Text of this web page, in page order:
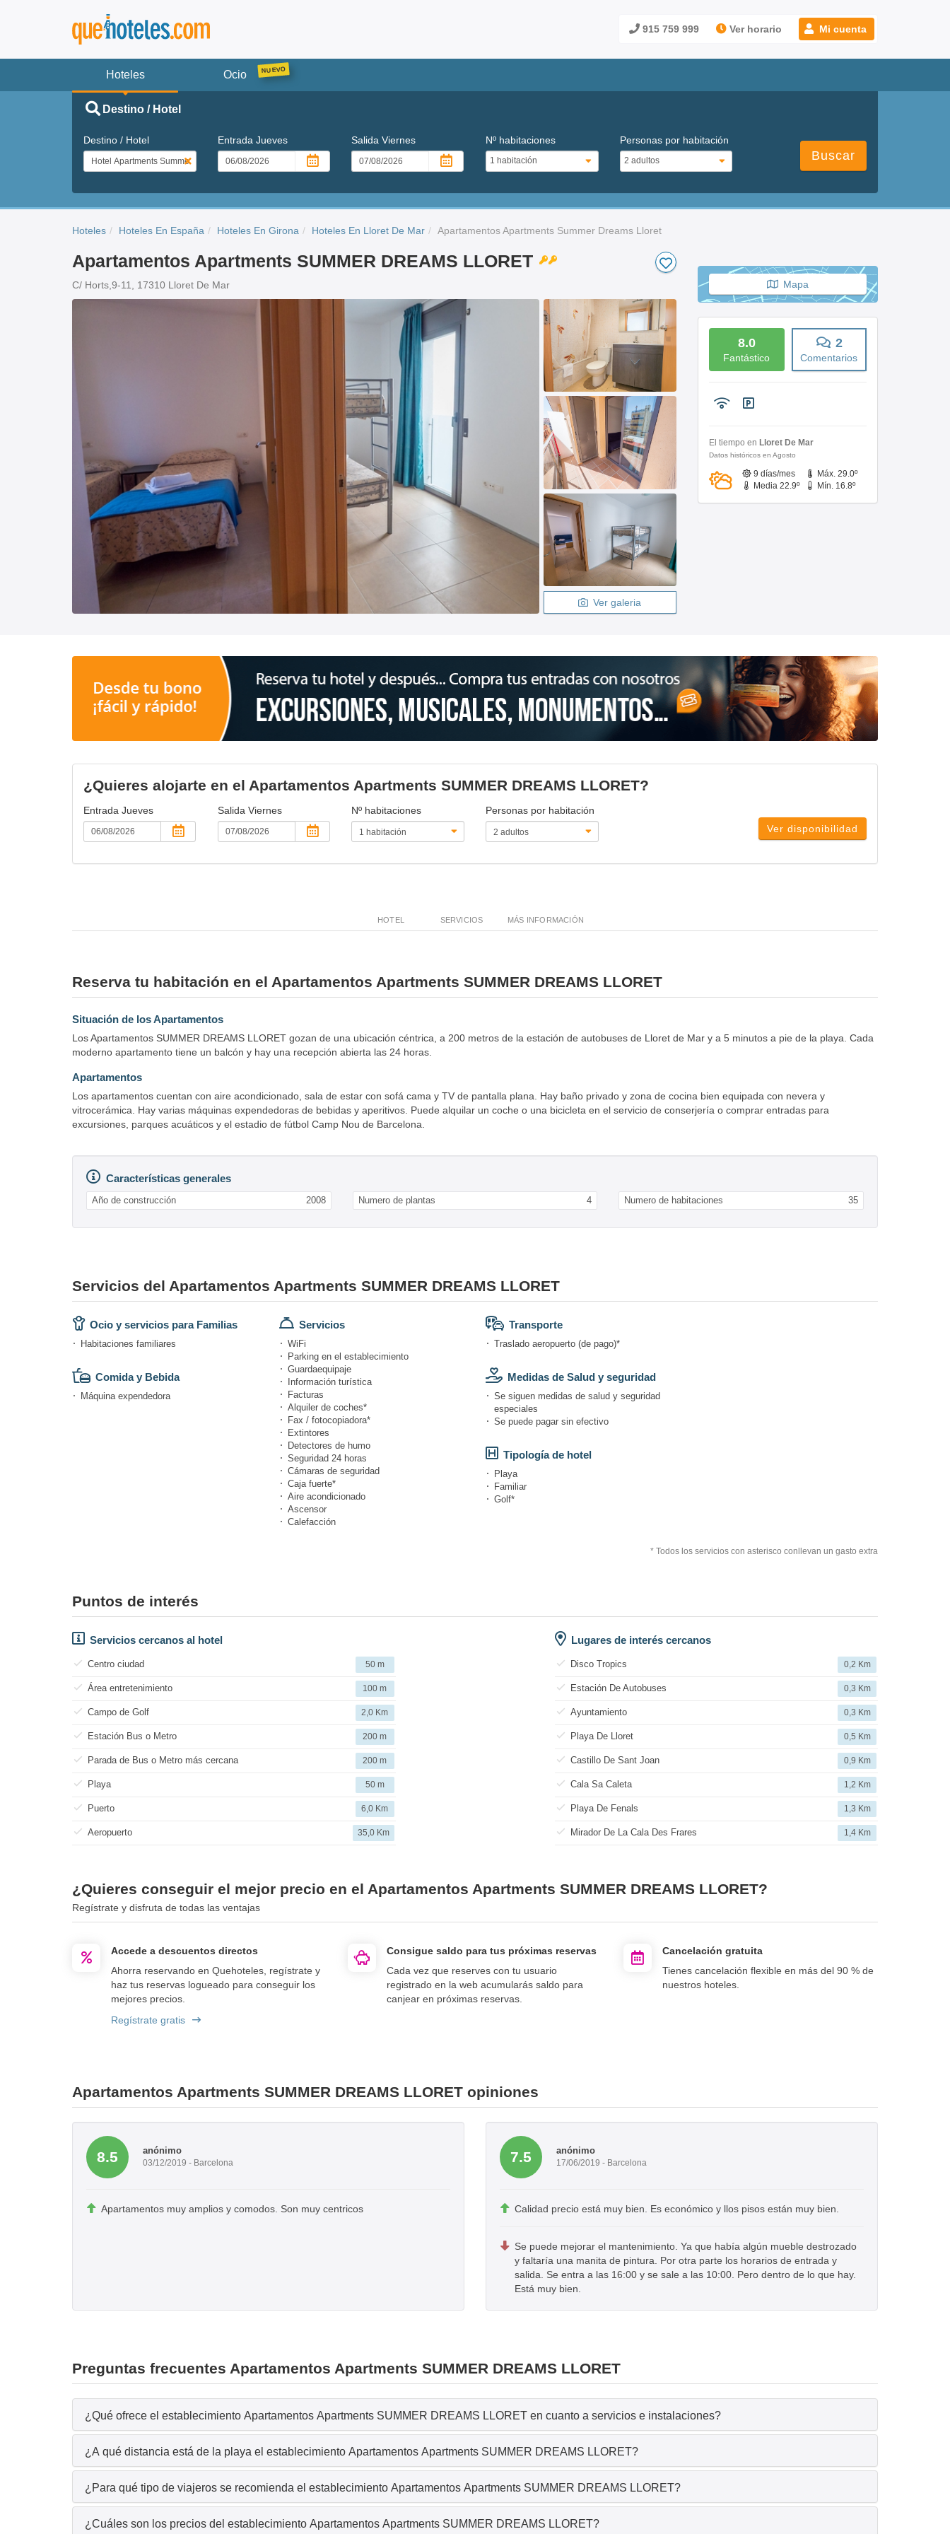
915 759 999 Ver horario Mi cuenta
Hoteles Ocio
Destino / Hotel
Destino / Hotel Entrada Jueves SalidaViernes Nº habitaciones Personas por habitación
Buscar
Hoteles Hoteles En España Hoteles En Girona Hoteles En Lloret De Mar Apartamentos Apartments Summer Dreams Lloret
Apartamentos Apartments SUMMER DREAMS LLORET
C/ Horts,9-11, 17310 Lloret De Mar
Ver galeria
Mapa
8.0
Fantástico
2
Comentarios
El tiempo en Lloret De Mar
Datos históricos en Agosto
9 días/mes
Máx. 29.0º
Media 22.9º
Mín. 16.8º
¿Quieres alojarte en el Apartamentos Apartments SUMMER DREAMS LLORET?
Entrada Jueves Salida Viernes Nº habitaciones
Personas por habitación
Ver disponibilidad
HOTEL SERVICIOS MÁS INFORMACIÓN
Reserva tu habitación en el Apartamentos Apartments SUMMER DREAMS LLORET
Situación de los Apartamentos
Los Apartamentos SUMMER DREAMS LLORET gozan de una ubicación céntrica, a 200 metros de la estación de autobuses de Lloret de Mar y a 5 minutos a pie de la playa. Cada
moderno apartamento tiene un balcón y hay una recepción abierta las 24 horas.
Apartamentos
Los apartamentos cuentan con aire acondicionado, sala de estar con sofá cama y TV de pantalla plana. Hay baño privado y zona de cocina bien equipada con nevera y
vitrocerámica. Hay varias máquinas expendedoras de bebidas y aperitivos. Puede alquilar un coche o una bicicleta en el servicio de conserjería o comprar entradas para
excursiones, parques acuáticos y el estadio de fútbol Camp Nou de Barcelona.
Características generales
Año de construcción 2008 Numero de plantas 4 Numero de habitaciones 35
Servicios del Apartamentos Apartments SUMMER DREAMS LLORET
Ocio y servicios para Familias
Habitaciones familiares
Comida y Bebida
Máquina expendedora
Servicios
WiFi
Parking en el establecimiento
Guardaequipaje
Información turística
Facturas
Alquiler de coches*
Fax / fotocopiadora*
Extintores
Detectores de humo
Seguridad 24 horas
Cámaras de seguridad
Caja fuerte*
Aire acondicionado
Ascensor
Calefacción
Transporte
Traslado aeropuerto (de pago)*
Medidas de Salud y seguridad
Se siguen medidas de salud y seguridad
especiales
Se puede pagar sin efectivo
Tipología de hotel
Playa
Familiar
Golf*
* Todos los servicios con asterisco conllevan un gasto extra
Puntos de interés
Servicios cercanos al hotel
Centro ciudad 50 m
Área entretenimiento 100 m
Campo de Golf 2,0 Km
Estación Bus o Metro 200 m
Parada de Bus o Metro más cercana 200 m
Playa 50 m
Puerto 6,0 Km
Aeropuerto 35,0 Km
Lugares de interés cercanos
Disco Tropics 0,2 Km
Estación De Autobuses 0,3 Km
Ayuntamiento 0,3 Km
Playa De Lloret 0,5 Km
Castillo De Sant Joan 0,9 Km
Cala Sa Caleta 1,2 Km
Playa De Fenals 1,3 Km
Mirador De La Cala Des Frares 1,4 Km
¿Quieres conseguir el mejor precio en el Apartamentos Apartments SUMMER DREAMS LLORET?
Regístrate y disfruta de todas las ventajas
Accede a descuentos directos
Ahorra reservando en Quehoteles, regístrate y
haz tus reservas logueado para conseguir los
mejores precios.
Regístrate gratis
Consigue saldo para tus próximas reservas
Cada vez que reserves con tu usuario
registrado en la web acumularás saldo para
canjear en próximas reservas.
Cancelación gratuita
Tienes cancelación flexible en más del 90 % de
nuestros hoteles.
Apartamentos Apartments SUMMER DREAMS LLORET opiniones
8.5 anónimo
03/12/2019 - Barcelona
Apartamentos muy amplios y comodos. Son muy centricos
7.5 anónimo
17/06/2019 - Barcelona
Calidad precio está muy bien. Es económico y llos pisos están muy bien.
Se puede mejorar el mantenimiento. Ya que había algún mueble destrozado
y faltaría una manita de pintura. Por otra parte los horarios de entrada y
salida. Se entra a las 16:00 y se sale a las 10:00. Pero dentro de lo que hay.
Está muy bien.
Preguntas frecuentes Apartamentos Apartments SUMMER DREAMS LLORET
¿Qué ofrece el establecimiento Apartamentos Apartments SUMMER DREAMS LLORET en cuanto a servicios e instalaciones?
¿A qué distancia está de la playa el establecimiento Apartamentos Apartments SUMMER DREAMS LLORET?
¿Para qué tipo de viajeros se recomienda el establecimiento Apartamentos Apartments SUMMER DREAMS LLORET?
¿Cuáles son los precios del establecimiento Apartamentos Apartments SUMMER DREAMS LLORET?